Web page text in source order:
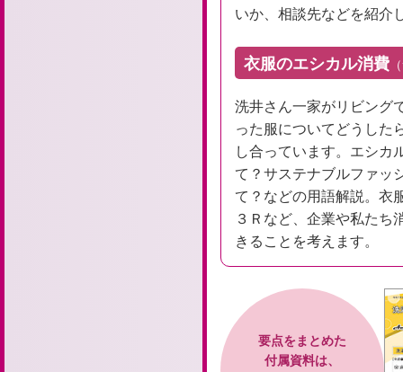
いか、相談先などを紹介
衣服のエシカル消費
洗井さん一家がリビング
った服についてどうした
し合っています。エシカ
て？サステナブルファッ
て？などの用語解説。衣
３Ｒなど、企業や私たち
きることを考えます。
要点をまとめた
付属資料は、